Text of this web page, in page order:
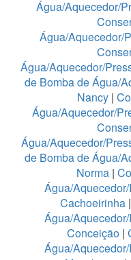
Água/Aquecedor/
Água/Aquecedor/
Água/Aquecedor/
de Bomba de Água/
Nancy |
Água/Aquecedor/
Água/Aquecedor/
de Bomba de Água/
Norma |
Água/
Cachoeirinha |
Água/
Conceição|
Água/